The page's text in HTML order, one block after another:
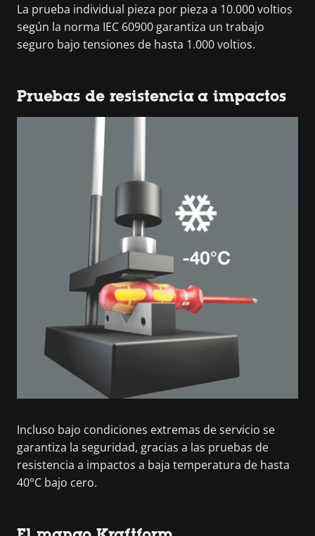
La prueba individual pieza por pieza a 10.000 voltios
según la norma IEC 60900 garantiza un trabajo
seguro bajo tensiones de hasta 1.000 voltios.
Pruebas de resistencia a impactos
Incluso bajo condiciones extremas de servicio se
garantiza la seguridad, gracias a las pruebas de
resistencia a impactos a baja temperatura de hasta
40°C bajo cero.